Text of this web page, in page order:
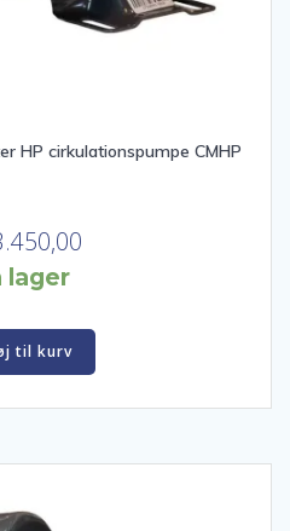
HP cirkulationspumpe CMHP
lager
til kurv